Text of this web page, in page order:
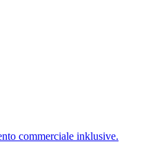
commerciale inklusive.